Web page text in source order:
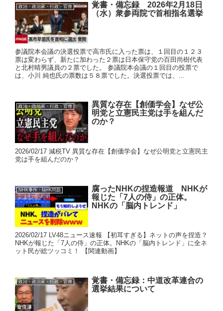
政治・政治家・行政・官僚
覚書・備忘録 2026年2月18日
（水）衆参両院で首相指名選挙
参議院本会議の決選投票で高市氏に入った票は、１回目の１２３
票は変わらず、新たに加わった２票は日本保守党の百田尚樹代表
と北村晴男議員の２票でした。 参議院本会議の１回目の投票で
は、小川 純也氏の票数は５８票でした。決選投票では、...
政治・政治家・行政・官僚
異質な存在【創価学会】なぜ公
明党と立憲民主党は手を組んだ
のか？
2026/02/17 減税TV 異質な存在【創価学会】なぜ公明党と立憲民主
党は手を組んだのか？
NHK事件・NHK問題
腐ったNHKの捏造報道 NHKが
報じた「7人の侍」の正体。
NHKの「脳内トレンド」
2026/02/17 LV48ニュース速報 【初耳すぎる】ネットの声を捏造？
NHKが報じた「7人の侍」の正体。NHKの「脳内トレンド」に全ネ
ット民が総ツッコミ！ 【関連動画】
政治・政治家・行政・官僚
覚書・備忘録：中道改革連合の
選挙結果について